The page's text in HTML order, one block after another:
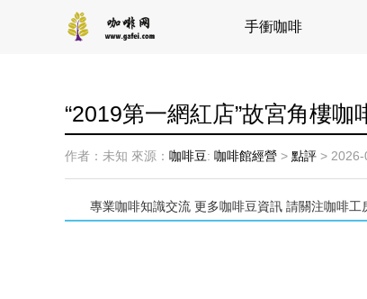
手衝咖啡
“2019第一網紅店”故宮角樓
作者：未知 來源： 咖啡豆: 咖啡館經營 > 點評 >
專業咖啡知識交流 更多咖啡豆資訊 請關注咖啡工